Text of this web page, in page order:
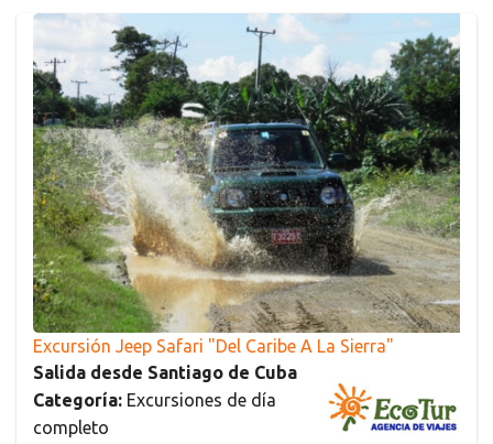
Excursión Jeep Safari "Del Caribe A La Sierra"
Salida desde Santiago de Cuba
Categoría: Excursiones de día
completo